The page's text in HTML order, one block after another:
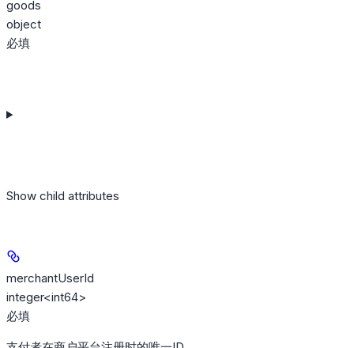
goods
object
必填
Show child attributes
merchantUserId
integer<int64>
必填